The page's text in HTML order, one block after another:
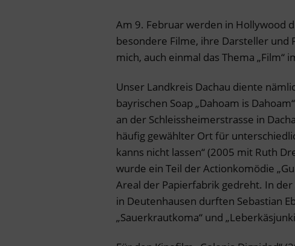
Am 9. Februar werden in Hollywood
besondere Filme, ihre Darsteller und
mich, auch einmal das Thema „Film“
Unser Landkreis Dachau diente
bayrischen Soap „Dahoam is
an der Schleissheimerstrasse in
häufig gewählter Ort für
kanns nicht lassen“ (2005 mit Ruth
wurde ein Teil der Actionkomödie
Areal der Papierfabrik gedreht. In
in Deutenhausen durften Sebastian
„Sauerkrautkoma“ und